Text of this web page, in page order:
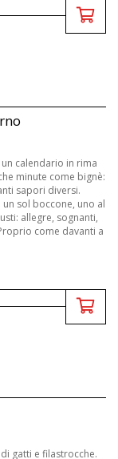
calendario in rima
minute come bignè:
sapori diversi.
sol boccone, uno al
allegre, sognanti,
come davanti a
gatti e filastrocche.